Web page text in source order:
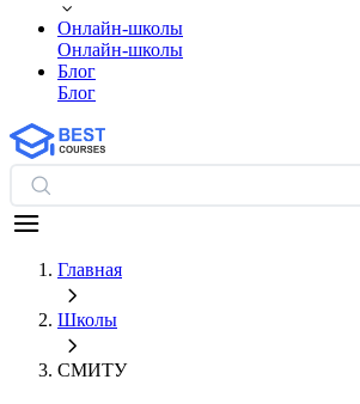
Онлайн-школы
Онлайн-школы
Блог
Блог
Главная
Школы
СМИТУ